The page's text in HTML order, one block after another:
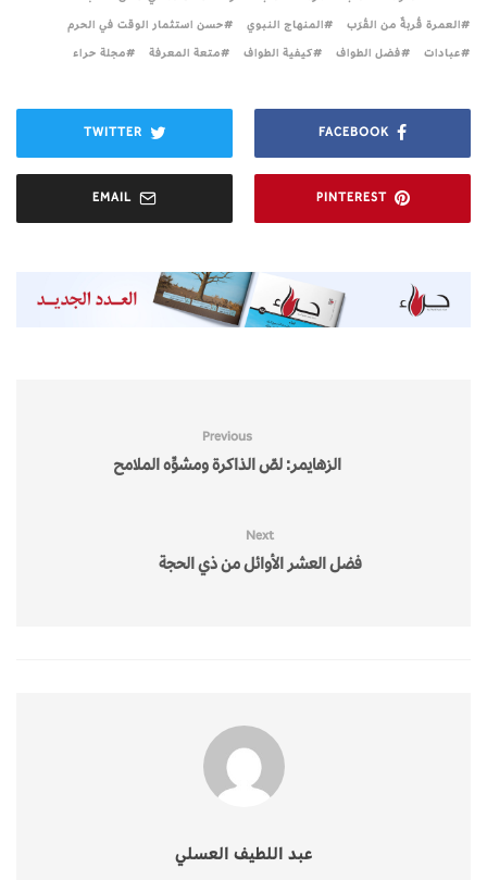
العمرة قُربةٌ من القُرَب
المنهاج النبوي
حسن استثمار الوقت في الحرم
عبادات
فضل الطواف كيفية الطواف متعة المعرفة مجلة حراء
FACEBOOK
TWITTER
PINTEREST
EMAIL
Previous
الزهايمر: لصّ الذاكرة ومشوِّه الملامح
Next
فضل العشر الأوائل من ذي الحجة
عبد اللطيف العسلي